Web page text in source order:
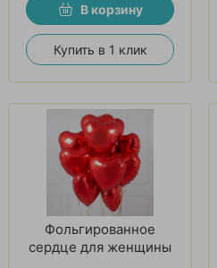
В корзину
Купить в 1 клик
Фольгированное
сердце для женщины